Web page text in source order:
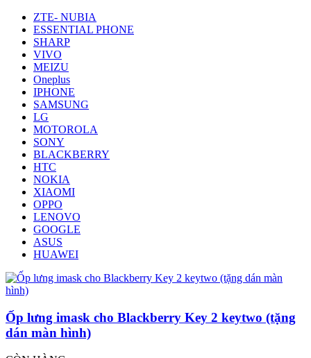
ZTE- NUBIA
ESSENTIAL PHONE
SHARP
VIVO
MEIZU
Oneplus
IPHONE
SAMSUNG
LG
MOTOROLA
SONY
BLACKBERRY
HTC
NOKIA
XIAOMI
OPPO
LENOVO
GOOGLE
ASUS
HUAWEI
Ốp lưng imask cho Blackberry Key 2 keytwo (tặng
dán màn hình)